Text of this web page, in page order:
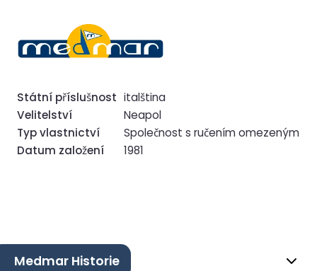
Státní příslušnost italština
Velitelství
Neapol
Typ vlastnictví
Společnost s ručením omezeným
Datum založení
1981
Medmar Historie